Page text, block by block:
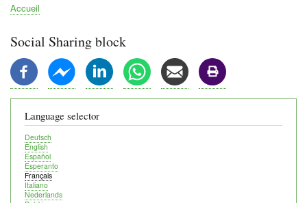
d'Ariane
Accueil
Social Sharing block
Language selector
Deutsch
English
Español
Esperanto
Français
Italiano
Nederlands